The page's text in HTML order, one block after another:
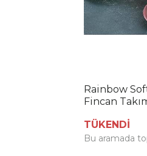
Rainbow
Fincan
TÜKENDİ
Bu aramada